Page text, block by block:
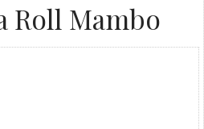
Roll Mambo